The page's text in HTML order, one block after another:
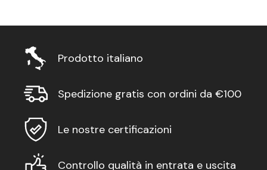
Prodotto italiano
Spedizione gratis con ordini da €100
Le nostre certificazioni
Controllo qualità in entrata e uscita